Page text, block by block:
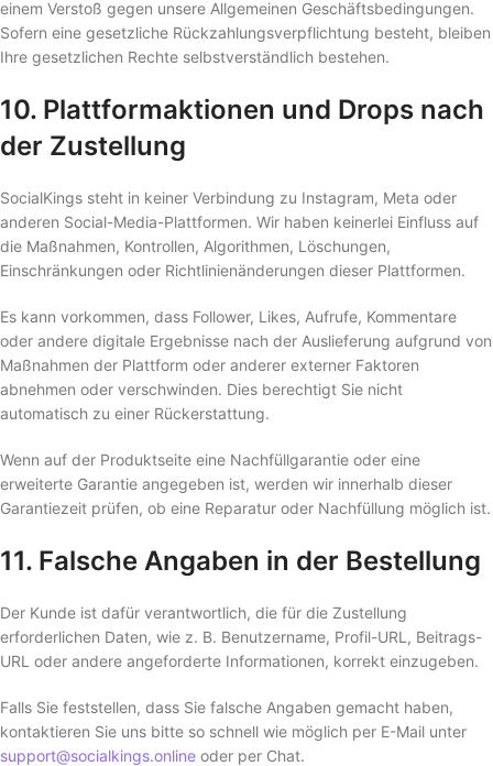
einem Verstoß gegen unsere Allgemeinen Geschäftsbedingungen.
Sofern eine gesetzliche Rückzahlungsverpflichtung besteht, bleiben
Ihre gesetzlichen Rechte selbstverständlich bestehen.
10. Plattformaktionen und Drops nach
der Zustellung
SocialKings steht in keiner Verbindung zu Instagram, Meta oder
anderen Social-Media-Plattformen. Wir haben keinerlei Einfluss auf
die Maßnahmen, Kontrollen, Algorithmen, Löschungen,
Einschränkungen oder Richtlinienänderungen dieser Plattformen.
Es kann vorkommen, dass Follower, Likes, Aufrufe, Kommentare
oder andere digitale Ergebnisse nach der Auslieferung aufgrund von
Maßnahmen der Plattform oder anderer externer Faktoren
abnehmen oder verschwinden. Dies berechtigt Sie nicht
automatisch zu einer Rückerstattung.
Wenn auf der Produktseite eine Nachfüllgarantie oder eine
erweiterte Garantie angegeben ist, werden wir innerhalb dieser
Garantiezeit prüfen, ob eine Reparatur oder Nachfüllung möglich ist.
11. Falsche Angaben in der Bestellung
Der Kunde ist dafür verantwortlich, die für die Zustellung
erforderlichen Daten, wie z. B. Benutzername, Profil-URL, Beitrags-
URL oder andere angeforderte Informationen, korrekt einzugeben.
Falls Sie feststellen, dass Sie falsche Angaben gemacht haben,
kontaktieren Sie uns bitte so schnell wie möglich per E-Mail unter
support@socialkings.online oder per Chat.